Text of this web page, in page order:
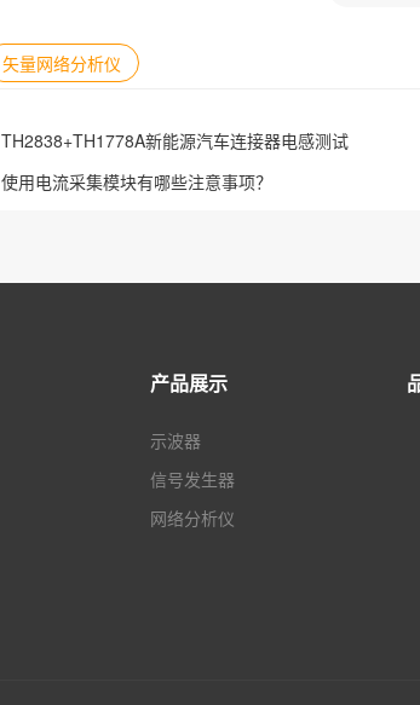
矢量网络分析仪
TH2838+TH1778A新能源汽车连接器电感测试
使用电流采集模块有哪些注意事项？
产品展示
示波器
信号发生器
网络分析仪